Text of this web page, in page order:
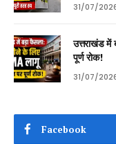
31/07/
उत्तराखंड
पूर्ण रोक!
31/07/
Facebook